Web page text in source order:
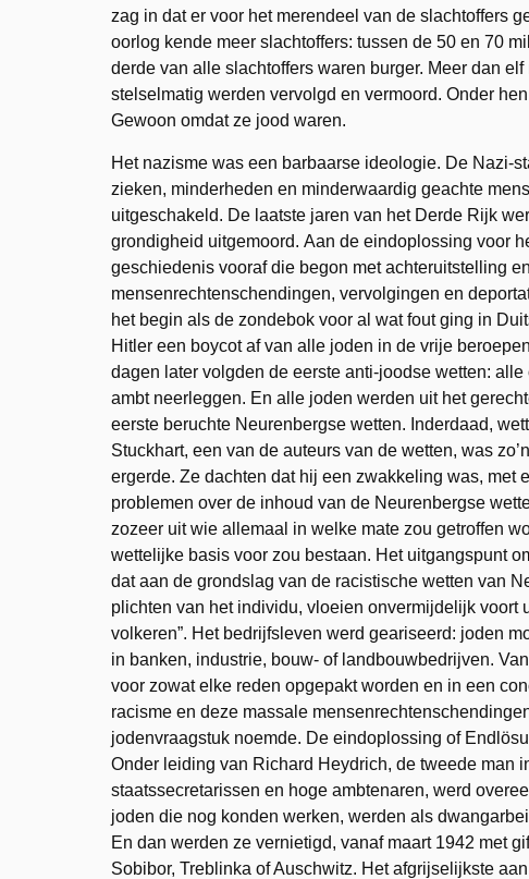
zag in dat er voor het merendeel van de slachtoffers
oorlog kende meer slachtoffers: tussen de 50 en 70
derde van alle slachtoffers waren burger. Meer dan
stelselmatig werden vervolgd en vermoord. Onder
Gewoon omdat ze jood waren.
Het nazisme was een barbaarse ideologie. De Nazi-
zieken, minderheden en minderwaardig geachte
uitgeschakeld. De laatste jaren van het Derde Rijk
grondigheid uitgemoord. Aan de eindoplossing voor
geschiedenis vooraf die begon met achteruitstelling
mensenrechtenschendingen, vervolgingen en
het begin als de zondebok voor al wat fout ging in
Hitler een boycot af van alle joden in de vrije
dagen later volgden de eerste anti-joodse wetten:
ambt neerleggen. En alle joden werden uit het
eerste beruchte Neurenbergse wetten. Inderdaad,
Stuckhart, een van de auteurs van de wetten, was
ergerde. Ze dachten dat hij een zwakkeling was, met
problemen over de inhoud van de Neurenbergse
zozeer uit wie allemaal in welke mate zou getroffen
wettelijke basis voor zou bestaan. Het uitgangspunt
dat aan de grondslag van de racistische wetten van
plichten van het individu, vloeien onvermijdelijk voort
volkeren”. Het bedrijfsleven werd geariseerd: joden
in banken, industrie, bouw- of landbouwbedrijven.
voor zowat elke reden opgepakt worden en in een
racisme en deze massale
jodenvraagstuk noemde. De eindoplossing of
Onder leiding van Richard Heydrich, de tweede man
staatssecretarissen en hoge ambtenaren, werd
joden die nog konden werken, werden als
En dan werden ze vernietigd, vanaf maart 1942 met
Sobibor, Treblinka of Auschwitz. Het afgrijselijkste